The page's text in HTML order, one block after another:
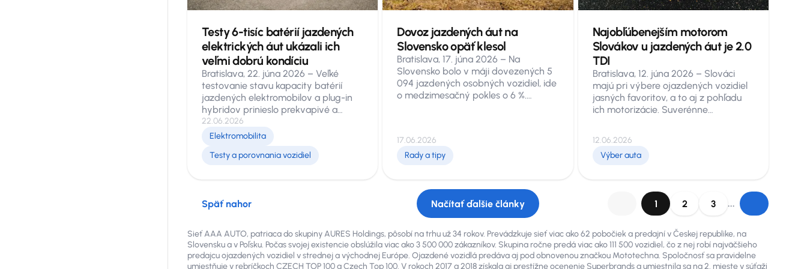
pripravili experti spoločnosti AURES
autocentier AAA AUTO a
Mototechna.
Testy 6-tisíc batérií jazdených
elektrických áut ukázali ich
veľmi dobrú kondíciu
Bratislava, 22. júna 2026 – Veľké
testovanie stavu kapacity batérií
jazdených elektromobilov a plug-in
hybridov prinieslo prekvapivé a
zároveň pozitívne informácie. Dáta z
viac ako 6 000 unikátnych testov
spoločnosťou AURES Holdings
nezávislej diagnostiky Aviloo je
ktoré mali menej ako 80 % pôvodnej
kapacity trakčnej batérie, bolo ich len
0,3 %. Išlo predovšetkým o prvú
generáciu plug-in hybridov. Naopak,
22.06.2026
Elektromobilita
Testy a porovnania vozidiel
Dovoz jazdených áut na
Slovensko opäť klesol
Bratislava, 17. júna 2026 – Na
Slovensko bolo v máji dovezených 5
094 jazdených osobných vozidiel, ide
o medzimesačný pokles o 6 %.
polovicu. Na druhej strane, veková
štruktúra dovezených áut najnovšie
dokonca rástla aj kategória 18+. Počet
ojazdených áut importovaných
z Nemecka prekročil hranicu 40
percent. Vyplýva to z analýzy
expertov spoločnosti AURES
Holdings, ktorú pripravili z oficiálnych
údajov Ministerstva vnútra SR.
17.06.2026
Rady a tipy
Najobľúbenejším motorom
Slovákov u jazdených áut je 2.0
TDI
Bratislava, 12. júna 2026 – Slováci
majú pri výbere ojazdených vozidiel
jasných favoritov, a to aj z pohľadu
ich motorizácie. Suverénne
2.0 TDI, ktorý poháňa každé desiate
vozidlo kúpené v tomto roku. O jeho
trojnásobný nárast. Druhou
najžiadanejšou motorizáciou je
vznetová 1.6 TDI a tretie miesto patrí
benzínovému motoru 1.0 TSI.
V prípade týchto dvoch motorizácií
je drvivá väčšina spojená
s manuálnou prevodovkou, no u
12.06.2026
Výber auta
Späť nahor Načítať ďalšie články 1 2 3 ...
Sieť AAA AUTO, patriaca do skupiny AURES Holdings, pôsobí na trhu už 34 rokov. Prevádzkuje sieť viac ako 62 pobočiek a predajní v Českej republike, na
Slovensku a v Poľsku. Počas svojej existencie obslúžila viac ako 3 500 000 zákazníkov. Skupina ročne predá viac ako 111 500 vozidiel, čo z nej robí najväčšieho
predajcu ojazdených vozidiel v strednej a východnej Európe. Ojazdené vozidlá predáva aj pod obnovenou značkou Mototechna. Spoločnosť sa pravidelne
umiestňuje v rebríčkoch CZECH TOP 100 a Czech Top 100. V rokoch 2017 a 2018 získala aj prestížne ocenenie Superbrands a umiestnila sa na 2. mieste v súťaži